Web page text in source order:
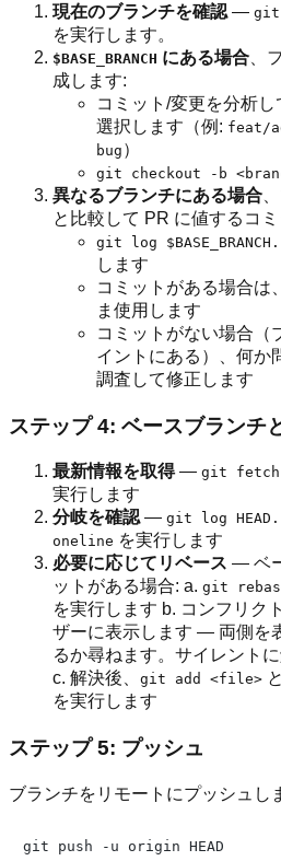
現在のブランチを確認 — git
を実行します。
$BASE_BRANCH にある場合 、
成します:
コミット/変更を分析
選択します（例: feat/
bug ）
git checkout -b
異なるブランチにある場合
と比較して PR に値するコ
git log
します
コミットがある場合は
ま使用します
コミットがない場合（
イントにある）、何
調査して修正します
ステップ 4: ベースブランチ
最新情報を取得— git fetch
実行します
分岐を確認 — git log
oneline を実行します
必要に応じてリベース — ベ
ットがある場合: a. git rebase
を実行します b. コンフリク
ザーに表示します — 両側を
るか尋ねます。サイレント
c. 解決後、 git add <file> と
を実行します
ステップ 5: プッシュ
ブランチをリモートにプッシュし